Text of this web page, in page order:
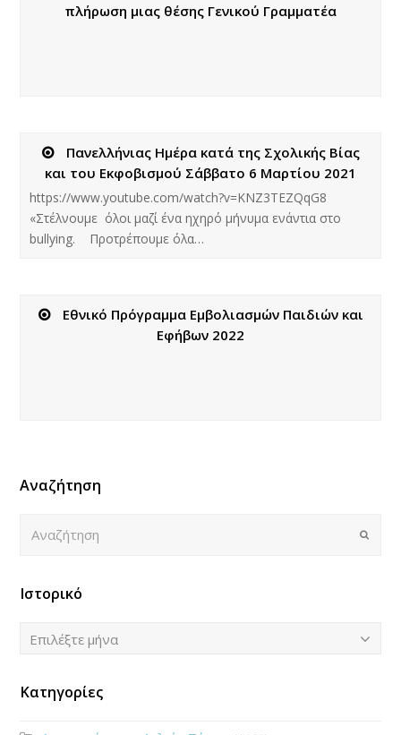
πλήρωση μιας θέσης Γενικού Γραμματέα
Πανελλήνιας Ημέρα κατά της Σχολικής Βίας
και του Εκφοβισμού Σάββατο 6 Μαρτίου 2021
https://www.youtube.com/watch?v=KNZ3TEZQqG8
«Στέλνουμε όλοι μαζί ένα ηχηρό μήνυμα ενάντια στο
bullying. Προτρέπουμε όλα…
Εθνικό Πρόγραμμα Εμβολιασμών Παιδιών και
Εφήβων 2022
Αναζήτηση
Submit
Ιστορικό
Ιστορικό
Επιλέξτε μήνα
Κατηγορίες